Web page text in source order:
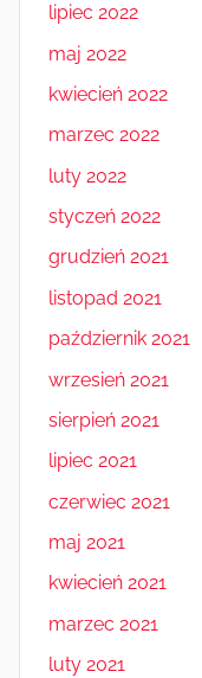
lipiec 2022
maj 2022
kwiecień 2022
marzec 2022
luty 2022
styczeń 2022
grudzień 2021
listopad 2021
październik 2021
wrzesień 2021
sierpień 2021
lipiec 2021
czerwiec 2021
maj 2021
kwiecień 2021
marzec 2021
luty 2021